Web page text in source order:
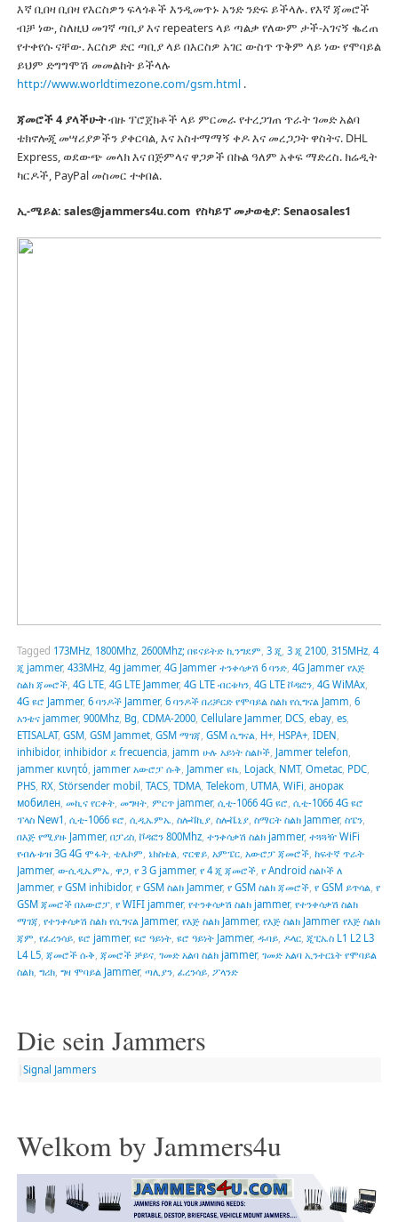
እኛ ቢበዛ ቢበዛ የእርስዎን ፍላጎቶች እንዲመጥኑ አንድ ንድፍ ይችላሉ.የእኛ ጃመሮች
ብቻ ነው, ስለዚህ መገኛ ጣቢያ እና repeaters ላይ ጣልቃ የለውም ታች-አገናኝ ቈረጠ
የተቀየሱ ናቸው.እርስዎ ድር ጣቢያ ላይ በእርስዎ አገር ውስጥ ጥቅም ላይ ነው የሞባይል
ይህም ድግግሞሽ መመልከት ይችላሉ
http://www.worldtimezone.com/gsm.html.
ጃመሮች 4 ያላችሁትብዙ ፕሮጀክቶች ላይ ምርመራ የተረጋገጠ ጥራት ገመድ አልባ
ቴክኖሎጂ መሣሪያዎችን ያቀርባል, እና አስተማማኝ ቀዶ እና መረጋጋት ዋስትና. DHL
Express, ወደውጭ መላክ እና በጅምላና ዋጋዎች በኩል ዓለም አቀፍ ማድረስ. ክሬዲት
ካርዶች, PayPal መስመር ተቀበል.
ኢ-ሜይል: sales@jammers4u.com የስካይፕ መታወቂያ: Senaosales1
Tagged 173MHz, 1800Mhz, 2600Mhz; በዩናይትድ ኪንግደም 3 ጂ 3 ጂ 2100, 315MHz, 4
ጂ jammer, 433MHz, 4g jammer, 4G Jammer ተንቀሳቃሽ 6 ባንድ, 4G Jammer የእጅ
ስልክ ጃመሮች, 4G LTE, 4G LTE Jammer, 4G LTE ብርቱካን, 4G LTE ቮዳፎን, 4G WiMAx,
4G ዩሮ Jammer, 6 ባንዶች Jammer, 6 ባንዶች በሪቻርድ የሞባይል ስልክ የሲግናል Jamm 6
አንቴና jammer, 900Mhz, Bg CDMA-2000, Cellulare Jammer, DCS, ebay, es,
ETISALAT, GSM, GSM Jammet, GSM ማገጃ GSM ሲግናል H+, HSPA+, IDEN
inhibidor, inhibidor ደ frecuencia, jamm ሁሉ አይነት ስልኮች, Jammer telefon
jammer κινητό, jammer አውሮፓ ሱቅ Jammer ዩኬ, Lojack, NMT, Ometac, PDC,
PHS, RX, Störsender mobil TACS, TDMA, Telekom UTMA, WiFi анорак
мобилен, መኪና የርቀት, መግዛት, ምርጥ jammer, ሲቲ-1066 4G ዩሮ ሲቲ-1066 4G ዩሮ
ፕላስ New1 ሲቲ-1066 ዩሮ ሲዲኤምኤ ስሎቫኪያ, ስሎቬኒያ, ስማርት ስልክ Jammer, ስፔን,
በእጅ የሚያዙ Jammer, በፓሪስ, ቮዳፎን 800Mhz, ተንቀሳቃሽ ስልክ jammer, ተጓጓዥ WiFi
የብሉቱዝ 3G 4G ሞፋት, ቴሌኮም ኔክስቴል ኖርዌይ, አምፔር, አውሮፓ ጃመሮች, ከፍተኛ ጥራት
Jammer, ወ-ሲዲኤምኤ ዋጋ, የ 3 G jammer, የ 4 ጂ ጃመሮች, የ Android ስልኮች ለ
Jammer, የ GSM inhibidor, የ GSM ስልክ Jammer, የ GSM ስልክ ጃመሮች, የ GSM ይጥሳል የ
GSM ጃመሮች በአውሮፓ, የ WIFI jammer, የተንቀሳቃሽ ስልክ jammer, የተንቀሳቃሽ ስልክ
ማገጃ የተንቀሳቃሽ ስልክ የሲግናል Jammer, የእጅ ስልክ Jammer, የእጅ ስልክ Jammer የእጅ ስልክ
ጃም የፈረንሳይ, ዩሮ jammer, ዩሮ ዓይነት, ዩሮ ዓይነት Jammer, ዱባይ, ዶላር, ጂፒኤስ L1 L2 L3
L4 L5, ጃመሮች ሱቅ ጃመሮች ቻይና, ገመድ አልባ ስልክ jammer, ገመድ አልባ ኢንተርኔት የሞባይል
ስልክ, ግሪክ, ግዛ ሞባይል Jammer, ጣሊያን, ፈረንሳይ, ፖላንድ
Die sein Jammers
Signal Jammers
Welkom by Jammers4u